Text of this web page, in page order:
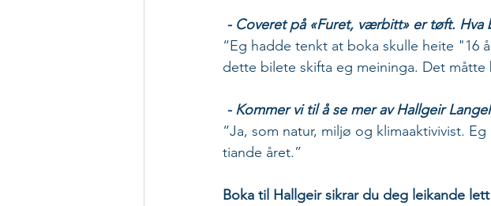
- Coveret på «Furet, værbitt» er tøft.
“Eg hadde tenkt at boka skulle heite "16
dette bilete skifta eg meininga. Det måtte
- Kommer vi til å se mer av Hallgeir
“Ja, som natur, miljø og klimaaktivivist.
tiande året.”
Boka til Hallgeir sikrar du deg leikande